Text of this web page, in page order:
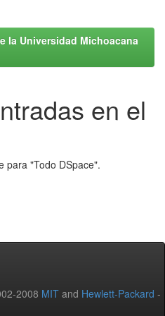
la Universidad Michoacana
en el
para "Todo DSpace".
2008 MIT and Hewlett-Packard -